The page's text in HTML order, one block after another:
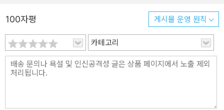
100자평 게시물 운영 원칙
카테고리